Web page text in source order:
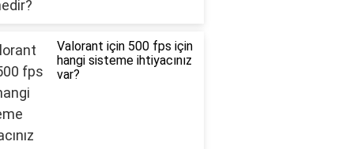
Valorant için 500 fps için
hangi sisteme ihtiyacınız
var?